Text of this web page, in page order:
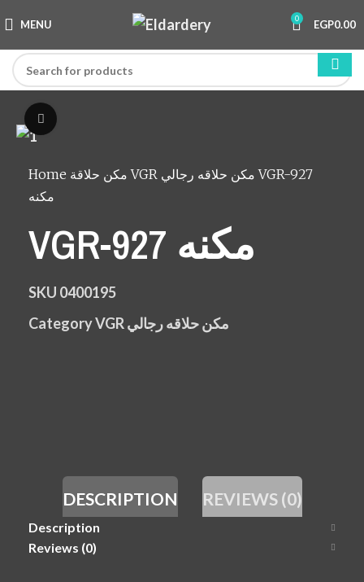
MENU 0 EGP0.00
Home مكن حلاقة VGR مكن حلاقه رجاليVGR-927
مكنه
VGR-927 مكنه
SKU 0400195
Category
VGR مكن حلاقه رجالي
DESCRIPTION REVIEWS (0)
Description
Reviews (0)